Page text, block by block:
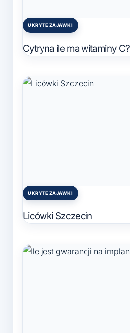
Posted
UKRYTE ZAJAWKI
Cytryna ile ma witaminy C?
Posted
UKRYTE ZAJAWKI
Licówki Szczecin